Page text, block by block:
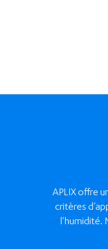
APLIX offre
critères
l'humidité.